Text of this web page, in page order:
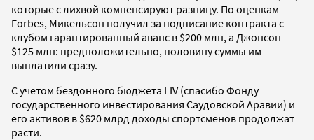
которые с лихвой компенсируют разницу. По оценкам
Forbes, Микельсон получил за подписание контракта с
клубом гарантированный аванс в $200 млн, а Джонсон —
$125 млн: предположительно, половину суммы им
выплатили сразу.
С учетом бездонного бюджета LIV (спасибо Фонду
государственного инвестирования Саудовской Аравии) и
его активов в $620 млрд доходы спортсменов продолжат
расти.